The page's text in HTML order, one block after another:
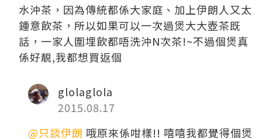
水沖茶，因為傳統都係大家庭、加上伊朗人又太
鍾意飲茶，所以如果可以一次過煲大大壺茶既
話，一家人圍埋飲都唔洗沖N次茶!~不過個煲真
係好靚,我都想買返個
glolaglola
2015.08.17
@只談伊朗 哦原來係咁樣!! 嘻嘻我都覺得個煲